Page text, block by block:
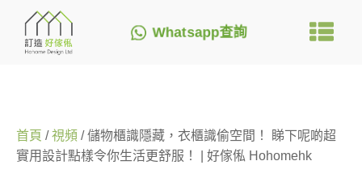
Whatsapp查詢
首頁 /視頻 / 儲物櫃識隱藏，衣櫃識偷空間！ 睇下呢啲超
實用設計點樣令你生活更舒服！ | 好傢俬 Hohomehk